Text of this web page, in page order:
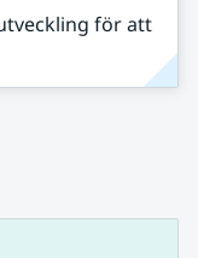
för att